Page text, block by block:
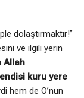
dolaştırmaktır!”
ve ilgili yerin
Allah
kuru yere
hem de O’nun